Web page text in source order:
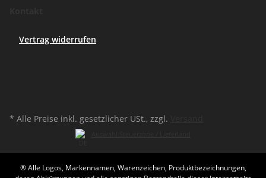
Vertrag widerrufen
* Alle Preise inkl. gesetzlicher USt., zzgl.
® Alle Logos, Markennamen, Warenzeichen, Produktbezeichnungen,